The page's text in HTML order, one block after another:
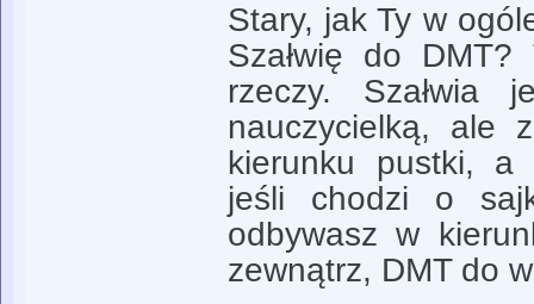
Stary, jak Ty w
Szałwię do
rzeczy. Szałwia
nauczycielką, ale
kierunku pustki, a
jeśli chodzi o
odbywasz w
zewnątrz, DMT do